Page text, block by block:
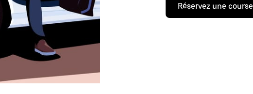
Réservez une course